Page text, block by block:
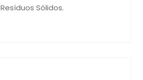
Resíduos Sólidos.